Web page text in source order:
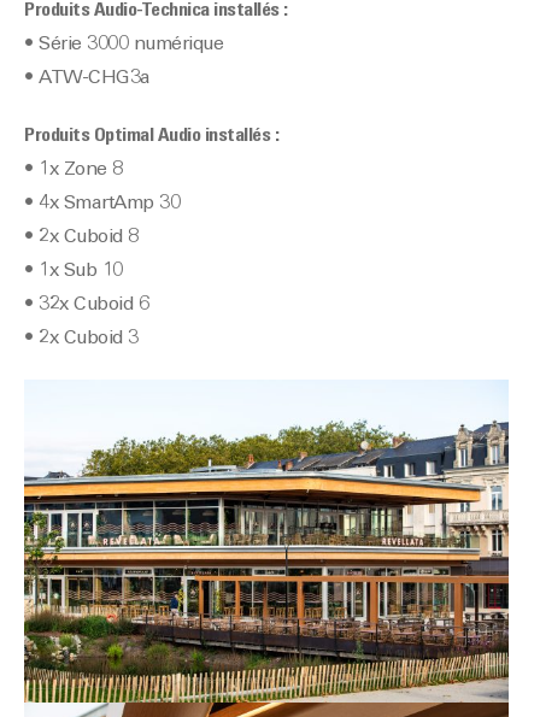
Produits Audio-Technica installés :
• Série 3000 numérique
• ATW-CHG3a
Produits Optimal Audio installés :
• 1x Zone 8
• 4x SmartAmp 30
• 2x Cuboid 8
• 1x Sub 10
• 32x Cuboid 6
• 2x Cuboid 3